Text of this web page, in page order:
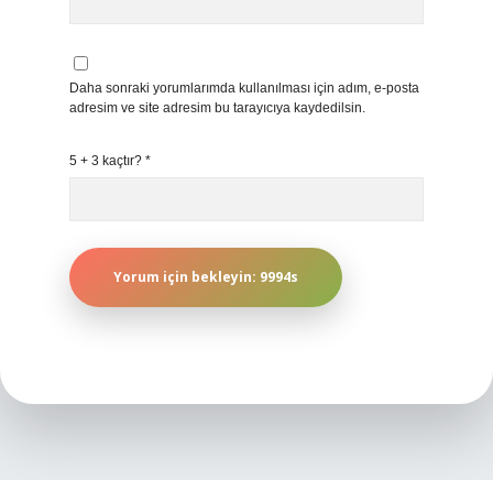
Daha sonraki yorumlarımda kullanılması için adım, e-posta
adresim ve site adresim bu tarayıcıya kaydedilsin.
5 + 3 kaçtır? *